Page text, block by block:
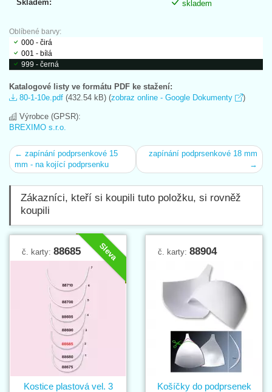
Skladem: skladem
Oblíbené barvy:
000 - čirá
001 - bílá
999 - černá
Katalogové listy ve formátu PDF ke stažení:
80-1-10e.pdf (432.54 kB) (zobraz online - Google Dokumenty )
Výrobce (GPSR):
BREXIMO s.r.o.
← zapínání podprsenkové 15
mm - na kojící podprsenku
zapínání podprsenkové 18 mm
→
Zákazníci, kteří si koupili tuto položku, si rovněž
koupili
Sleva
č. karty: 88685
Kostice plastová vel. 3
č. karty: 88904
Košíčky do podprsenek